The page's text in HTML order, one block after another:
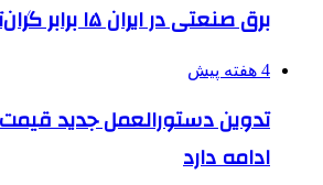
برق صنعتی در ایران ۱۵ برابر گران‌تر از خانگی است
4 هفته پیش
تدوین دستورالعمل جدید
ادامه دارد